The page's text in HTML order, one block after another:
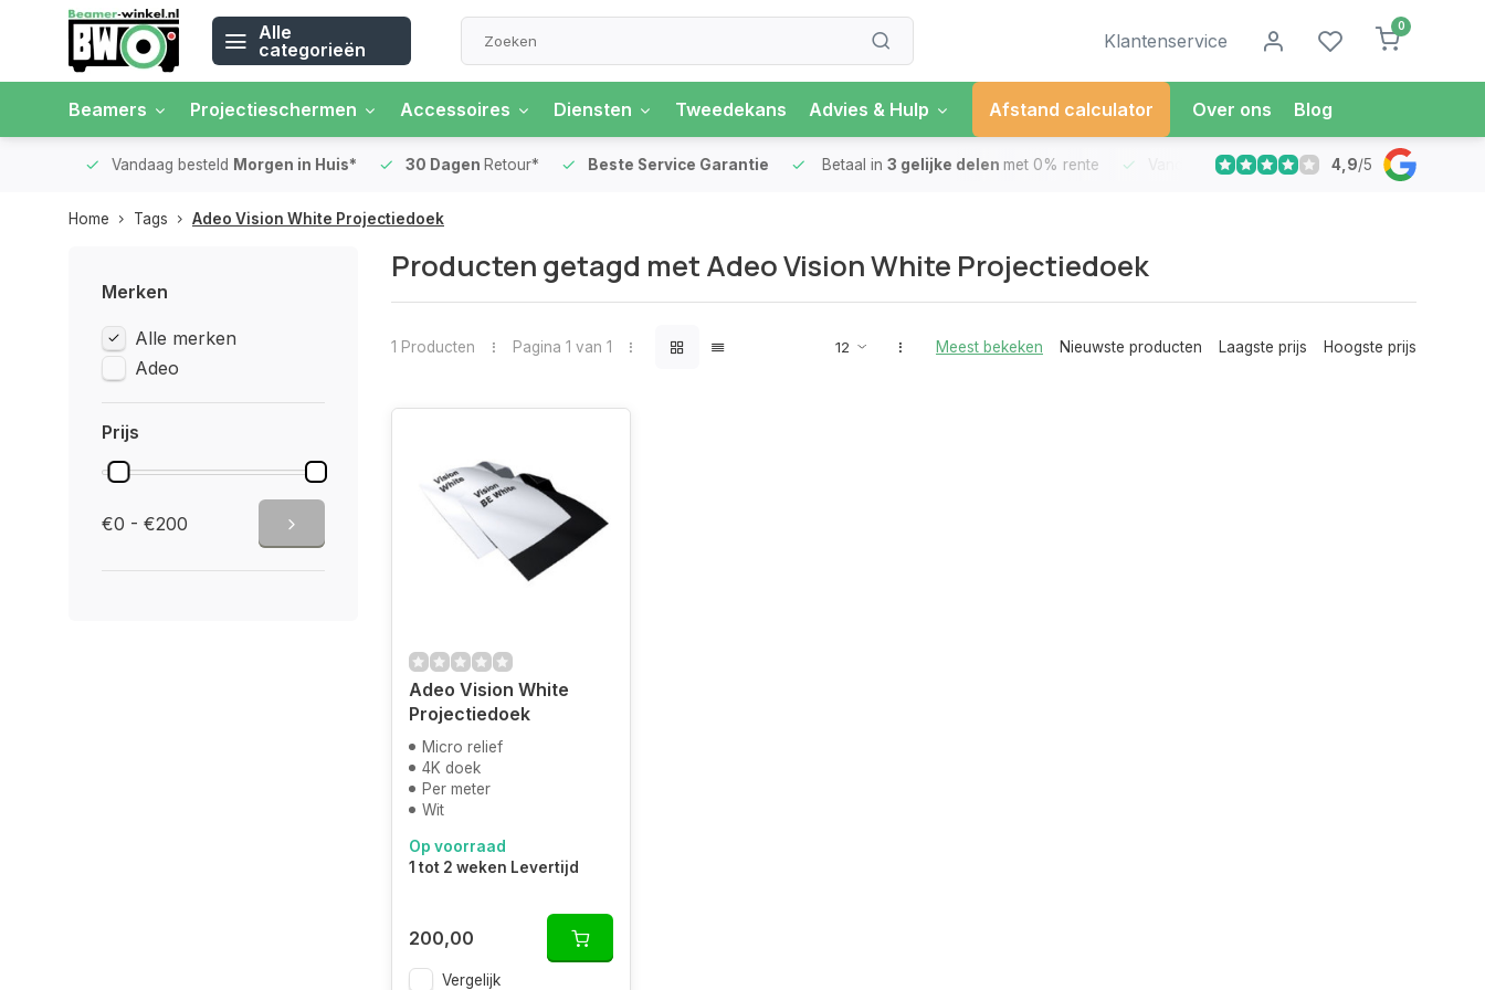
Alle
categorieën
Klantenservice
0
Beamers Projectieschermen Accessoires Diensten Tweedekans Advies & Hulp Afstand calculator Over ons Blog
Vandaag besteld Morgen in Huis* 30 DagenRetour* Beste Service Garantie Betaal in 3 gelijke delenmet 0% rente Vandaag besteldMorgen in Huis*
4,9/5
Home Tags Adeo Vision White Projectiedoek
Merken
Alle merken
Adeo
Prijs
€0 - €200
Producten getagd met Adeo Vision White Projectiedoek
1 Producten Pagina 1 van 1 Meest bekeken Nieuwste producten Laagste prijs Hoogste prijs
Adeo Vision White
Projectiedoek
Micro relief
4K doek
Per meter
Wit
Op voorraad
1 tot 2 weken Levertijd
200,00
Vergelijk